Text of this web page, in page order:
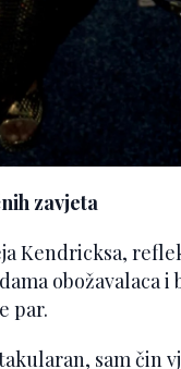
zavjeta
Kendricksa,
obožavalaca
par.
sam čin